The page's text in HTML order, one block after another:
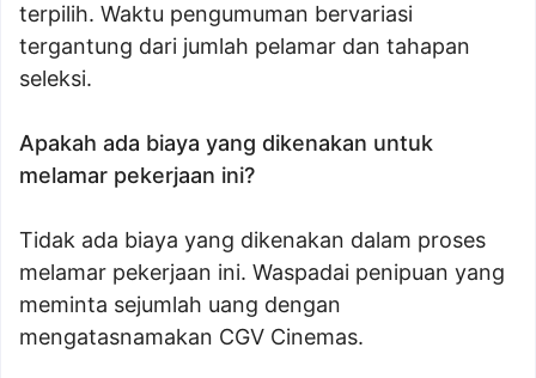
terpilih. Waktu pengumuman bervariasi
tergantung dari jumlah pelamar dan tahapan
seleksi.
Apakah ada biaya yang dikenakan untuk
melamar pekerjaan ini?
Tidak ada biaya yang dikenakan dalam proses
melamar pekerjaan ini. Waspadai penipuan yang
meminta sejumlah uang dengan
mengatasnamakan CGV Cinemas.